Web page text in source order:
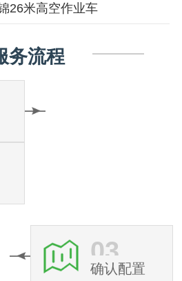
26米高空作业车
务流程
03
确认配置